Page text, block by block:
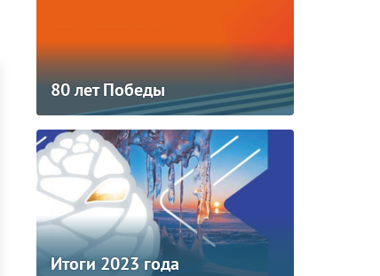
80 лет Победы
Итоги 2023 года